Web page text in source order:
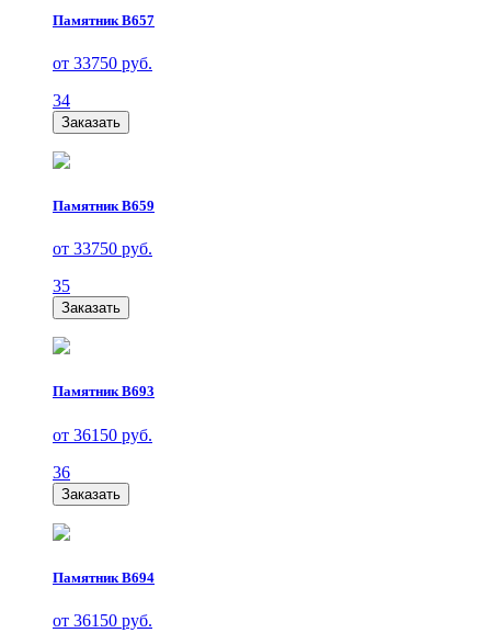
Памятник В657
от 33750 руб.
34
Заказать
Памятник В659
от 33750 руб.
35
Заказать
Памятник В693
от 36150 руб.
36
Заказать
Памятник В694
от 36150 руб.